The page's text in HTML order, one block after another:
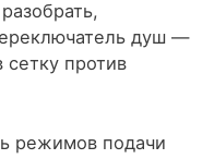
душ —
против